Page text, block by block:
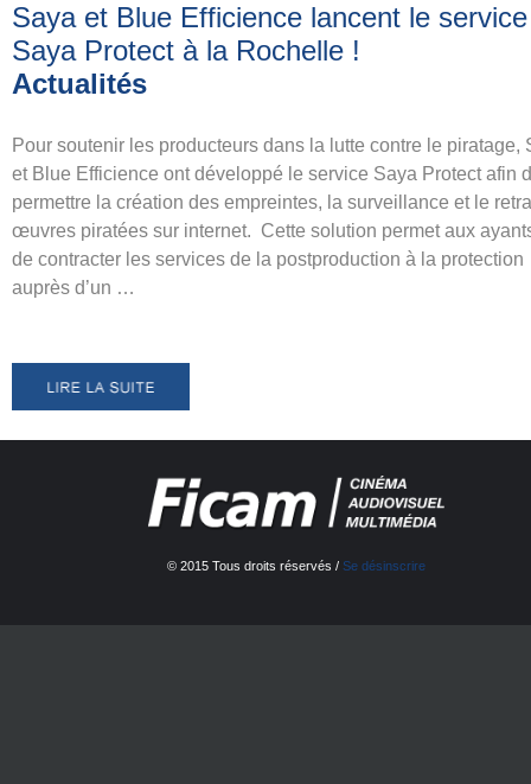
Saya et Blue Efficience lancent le service
Saya Protect à la Rochelle !
Actualités
Pour soutenir les producteurs dans la lutte contre le piratage,
et Blue Efficience ont développé le service Saya Protect afin
permettre la création des empreintes, la surveillance et le
œuvres piratées sur internet. Cette solution permet aux
de contracter les services de la postproduction à la protection
auprès d’un …
© 2015 Tous droits réservés / Se désinscrire